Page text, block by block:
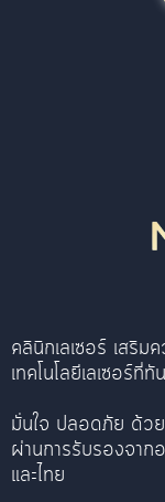
คลินิกเลเซอร์ เสริ
เทคโนโลยีเลเซอร์ที่
มั่นใจ ปลอดภัย ด้วย
ผ่านการรับรองจาก
และไทย